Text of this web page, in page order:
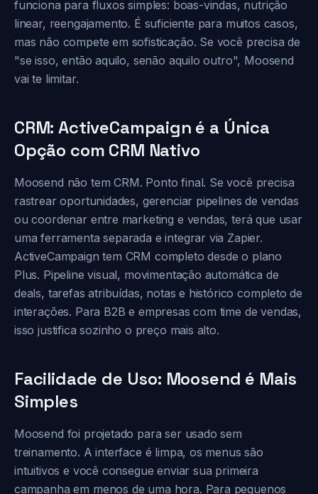
funciona para fluxos simples: boas-vindas, nutrição
linear, reengajamento. É suficiente para muitos casos,
mas não compete em sofisticação. Se você precisa de
"se isso, então aquilo, senão aquilo outro", Moosend
vai te limitar.
CRM: ActiveCampaign é a Única
Opção com CRM Nativo
Moosend não tem CRM. Ponto final. Se você precisa
rastrear oportunidades, gerenciar pipelines de vendas
ou coordenar entre marketing e vendas, terá que usar
uma ferramenta separada e integrar via Zapier.
ActiveCampaign tem CRM completo desde o plano
Plus. Pipeline visual, movimentação automática de
deals, tarefas atribuídas, notas e histórico completo de
interações. Para B2B e empresas com time de vendas,
isso justifica sozinho o preço mais alto.
Facilidade de Uso: Moosend é Mais
Simples
Moosend foi projetado para ser usado sem
treinamento. A interface é limpa, os menus são
intuitivos e você consegue enviar sua primeira
campanha em menos de uma hora. Para pequenos